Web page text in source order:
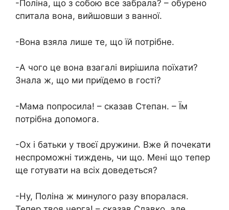
-Поліна, що з собою все забрала? – обурено
спитала вона, вийшовши з ванної.
-Вона взяла лише те, що їй потрібне.
-А чого це вона взагалі вирішила поїхати?
Знала ж, що ми приїдемо в гості?
-Мама попросила! – сказав Степан. – Їм
потрібна допомога.
-Ох і батьки у твоєї дружини. Вже й почекати
неспроможні тиждень, чи що. Мені що тепер
ще готувати на всіх доведеться?
-Ну, Поліна ж минулого разу впоралася.